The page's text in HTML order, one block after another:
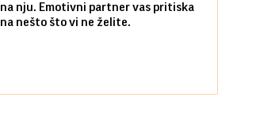
na nju. Emotivni partner vas pritiska
na nešto što vi ne želite.